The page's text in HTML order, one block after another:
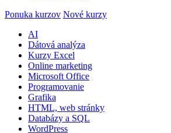
Ponuka kurzov Nové kurzy
AI
Dátová analýza
Kurzy Excel
Online marketing
Microsoft Office
Programovanie
Grafika
HTML, web stránky
Databázy a SQL
WordPress